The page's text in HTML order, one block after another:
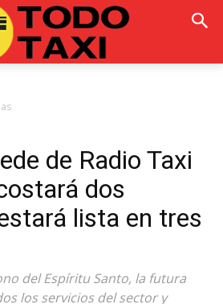
de Radio Taxi
dos
lista en tres
del Espíritu Santo, la futura
los servicios del sector y